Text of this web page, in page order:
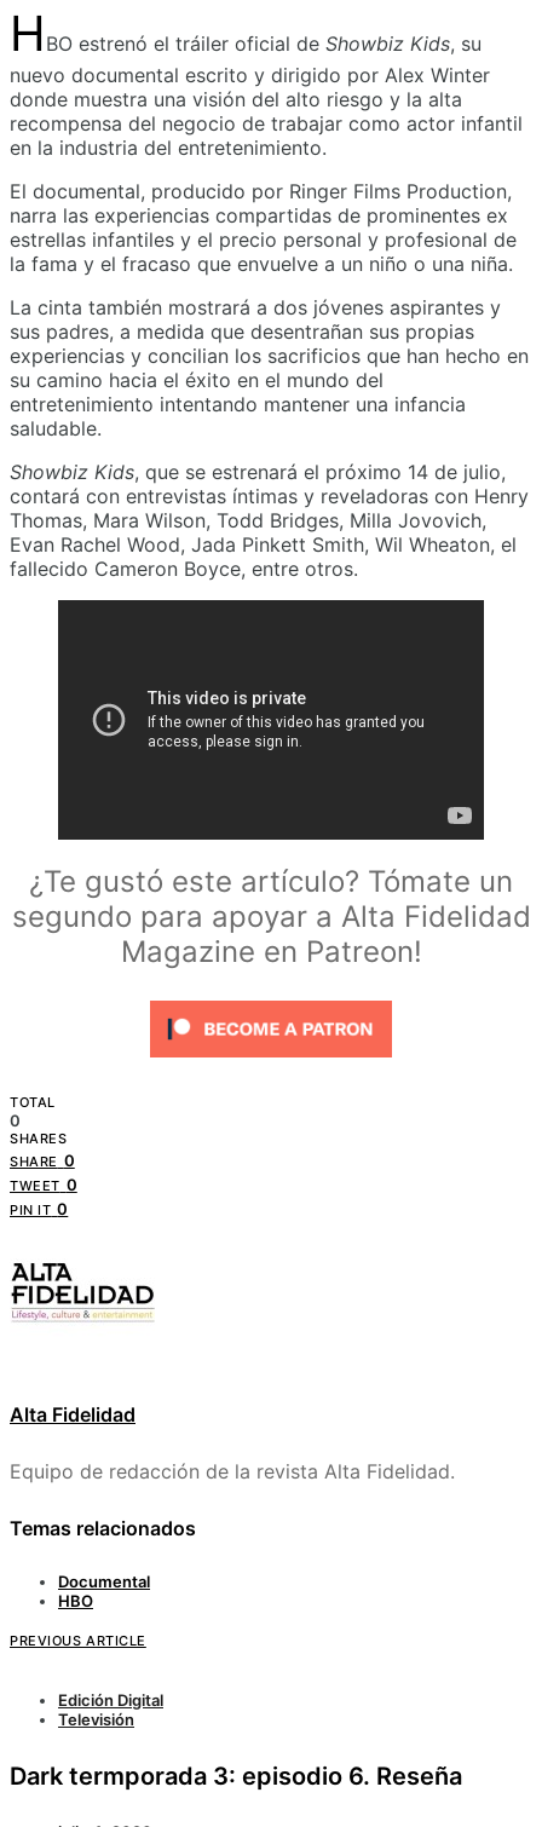
H BO estrenó el tráiler oficial de Showbiz Kids, su
nuevo documental escrito y dirigido por Alex Winter
donde muestra una visión del alto riesgo y la alta
recompensa del negocio de trabajar como actor infantil
en la industria del entretenimiento.
El documental, producido por Ringer Films Production,
narra las experiencias compartidas de prominentes ex
estrellas infantiles y el precio personal y profesional de
la fama y el fracaso que envuelve a un niño o una niña.
La cinta también mostrará a dos jóvenes aspirantes y
sus padres, a medida que desentrañan sus propias
experiencias y concilian los sacrificios que han hecho en
su camino hacia el éxito en el mundo del
entretenimiento intentando mantener una infancia
saludable.
Showbiz Kids, que se estrenará el próximo 14 de julio,
contará con entrevistas íntimas y reveladoras con Henry
Thomas, Mara Wilson, Todd Bridges, Milla Jovovich,
Evan Rachel Wood, Jada Pinkett Smith, Wil Wheaton, el
fallecido Cameron Boyce, entre otros.
¿Te gustó este artículo? Tómate un
segundo para apoyar a Alta Fidelidad
Magazine en Patreon!
TOTAL
0
SHARES
SHARE 0
TWEET 0
PIN IT 0
Alta Fidelidad
Equipo de redacción de la revista Alta Fidelidad.
Temas relacionados
Documental
HBO
PREVIOUS ARTICLE
Edición Digital
Televisión
Dark termporada 3: episodio 6. Reseña